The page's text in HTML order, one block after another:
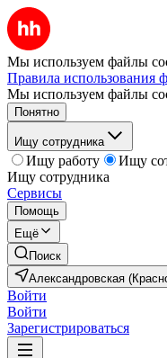
Мы используем файлы
Правила использования
Мы используем файлы
Понятно
Ищу сотрудника
Ищу работу
Ищу
Ищу сотрудника
Сервисы
Помощь
Ещё
Поиск
Александровская
Войти
Войти
Зарегистрироваться